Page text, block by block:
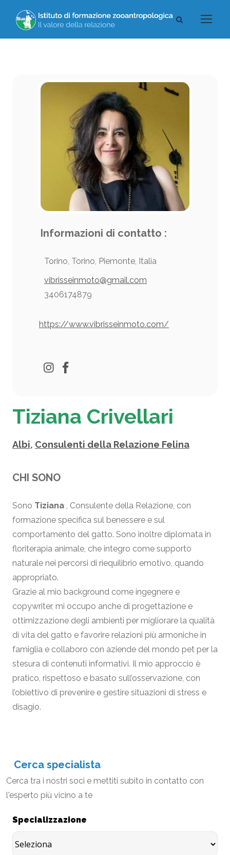
Informazioni di contatto :
Torino, Torino, Piemonte, Italia
vibrisseinmoto@gmail.com
3406174879
https://www.vibrisseinmoto.com/
Tiziana Crivellari
Albi, Consulenti della Relazione Felina
CHI SONO
Sono Tiziana , Consulente della Relazione, con
formazione specifica sul benessere e sul
comportamento del gatto. Sono inoltre diplomata in
floriterapia animale, che integro come supporto
naturale nei percorsi di riequilibrio emotivo, quando
appropriato.
Grazie al mio background come ingegnere e
copywriter, mi occupo anche di progettazione e
ottimizzazione degli ambienti per migliorare la qualità
di vita del gatto e favorire relazioni più armoniche in
famiglia e collaboro con aziende del mondo pet per la
stesura di contenuti informativi. Il mio approccio è
pratico, rispettoso e basato sull’osservazione, con
l’obiettivo di prevenire e gestire situazioni di stress e
disagio.
Cerca specialista
Cerca tra i nostri soci e mettiti subito in contatto con
l'esperto più vicino a te
Specializzazione